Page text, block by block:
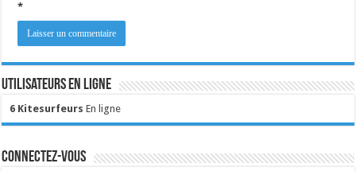
*
Utilisateurs en ligne
6 Kitesurfeurs En ligne
Connectez-vous